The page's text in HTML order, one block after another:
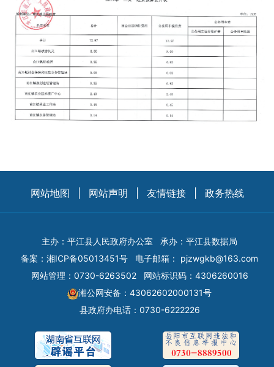
网站地图 网站声明 友情链接 政务热线
主办：平江县人民政府办公室
承办：平江县数据局
备案： 湘ICP备05013451号 电子邮箱： pjzwgkb@163.com
网站管理：0730-6263502
网站标识码：4306260016
湘公网安备：43062602000131号
县政府办电话：0730-6222226